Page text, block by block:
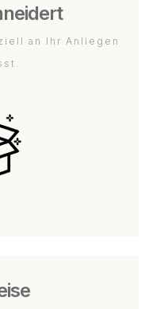
an Ihr Anliegen